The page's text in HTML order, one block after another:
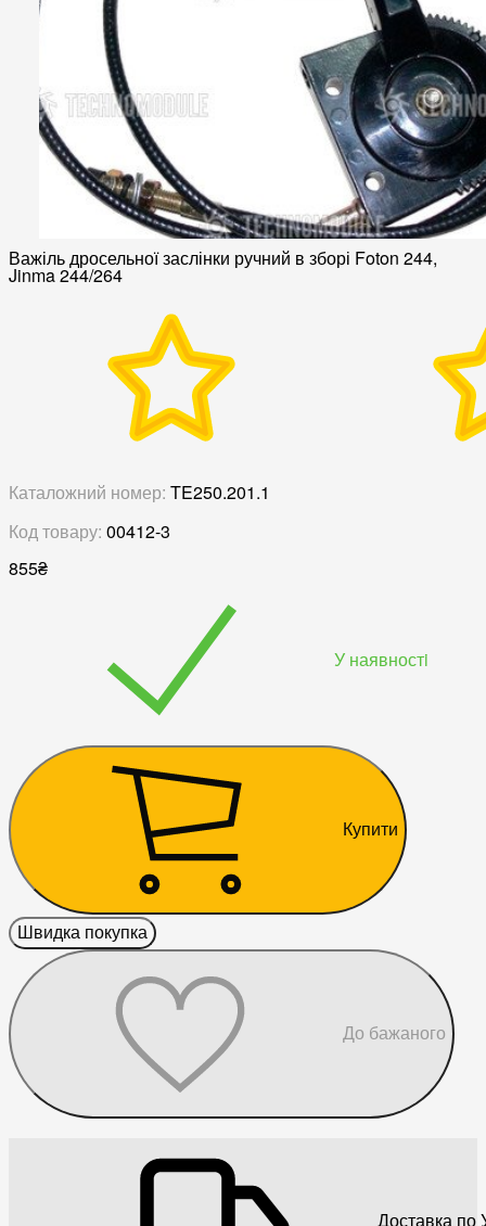
Важіль дросельної заслінки ручний в зборі Foton 244,
Jinma 244/264
Каталожний номер: TE250.201.1
Код товару: 00412-3
855₴
У наявностi
Купити
Швидка покупка
До бажаного
Доставка по